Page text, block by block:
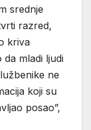
srednje
razred,
kriva
mladi ljudi
ne
koji su
posao”,